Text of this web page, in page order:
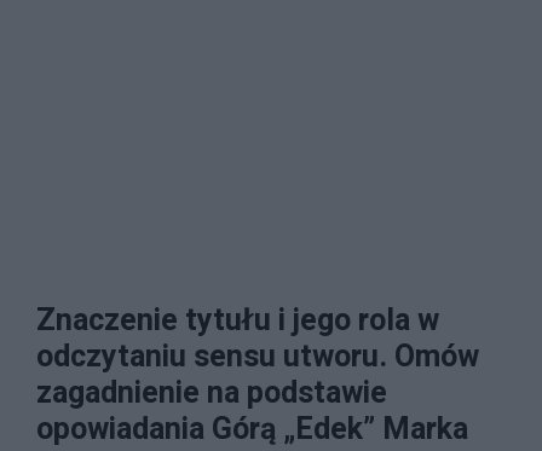
Znaczenie tytułu i jego rola w
odczytaniu sensu utworu. Omów
zagadnienie na podstawie
opowiadania Górą „Edek” Marka